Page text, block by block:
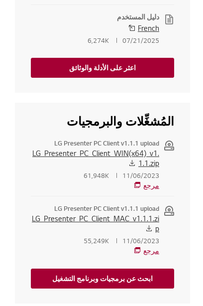
دليل المستخدم
French
07/21/2025
6,274K
اعثر على الأدلة والوثائق
المُشغِّلات والبرمجيات
LG Presenter PC Client v1.1.1 upload
LG_Presenter_PC_Client_WIN(x64)_v1.
1.1.zip
11/06/2023
61,948K
مرجع
LG Presenter PC Client v1.1.1 upload
LG_Presenter_PC_Client_MAC_v1.1.1.zi
p
11/06/2023
55,249K
مرجع
ابحث عن برمجيات وبرنامج التشغيل